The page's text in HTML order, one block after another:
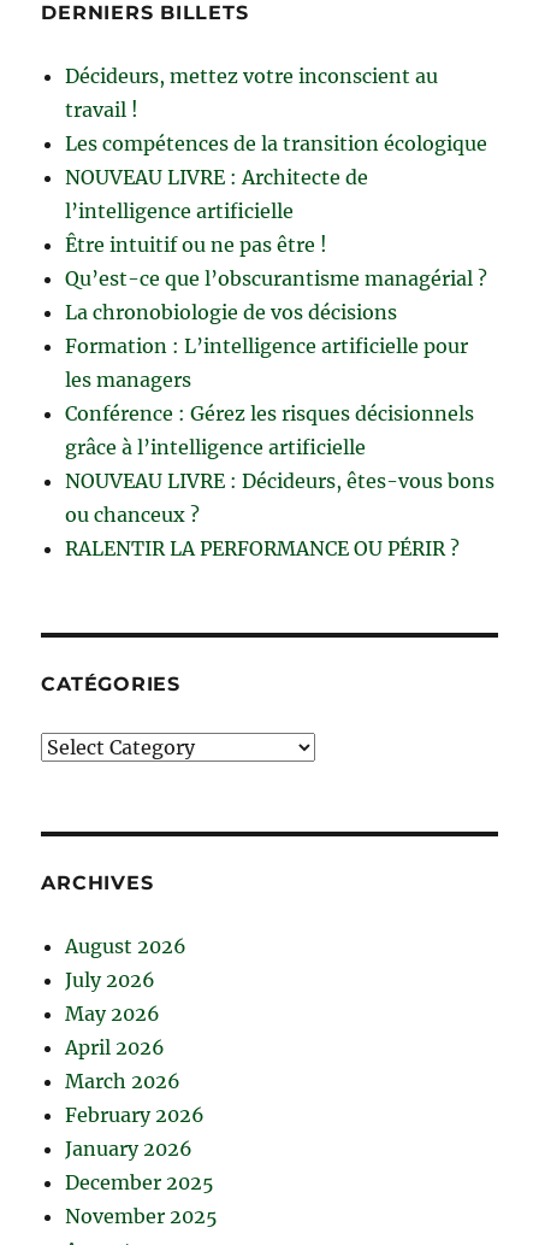
DERNIERS BILLETS
Décideurs, mettez votre inconscient au
travail !
Les compétences de la transition écologique
NOUVEAU LIVRE : Architecte de
l’intelligence artificielle
Être intuitif ou ne pas être !
Qu’est-ce que l’obscurantisme managérial ?
La chronobiologie de vos décisions
Formation : L’intelligence artificielle pour
les managers
Conférence : Gérez les risques décisionnels
grâce à l’intelligence artificielle
NOUVEAU LIVRE : Décideurs, êtes-vous bons
ou chanceux ?
RALENTIR LA PERFORMANCE OU PÉRIR ?
CATÉGORIES
Catégories
ARCHIVES
August 2026
July 2026
May 2026
April 2026
March 2026
February 2026
January 2026
December 2025
November 2025